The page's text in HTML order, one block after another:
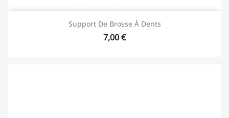
Support De Brosse À Dents
7,00 €